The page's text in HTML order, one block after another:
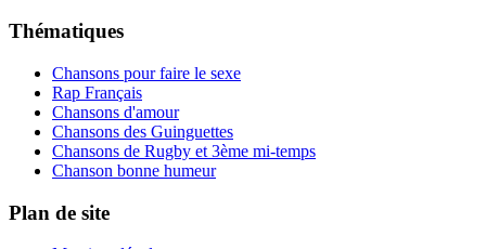
Thématiques
Chansons pour faire le sexe
Rap Français
Chansons d'amour
Chansons des Guinguettes
Chansons de Rugby et 3ème mi-temps
Chanson bonne humeur
Plan de site